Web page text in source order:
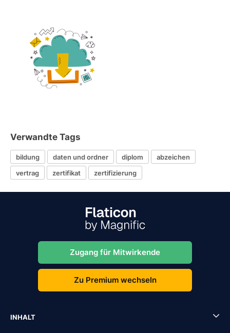
Verwandte Tags
bildung daten und ordner diplom
abzeichen
vertrag
zertifikat zertifizierung
Zugang für Mitwirkende
Zu Premium wechseln
INHALT